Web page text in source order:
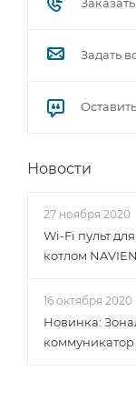
Задать
Новости
27 ноября 2020
Wi-Fi пульт
котлом NAVIEN
16 октября 2020
Новинка:
коммуникатор